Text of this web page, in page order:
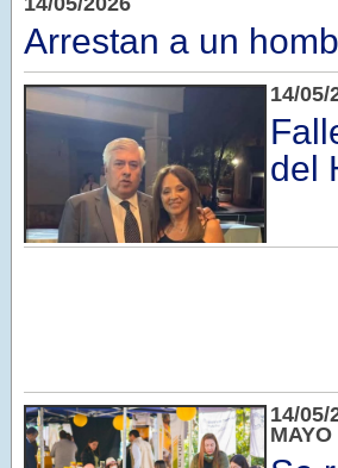
Arrestan a un
14/05/
del
14/05/